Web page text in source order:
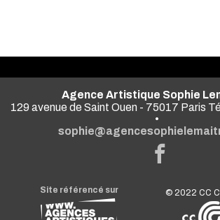
Agence Artistique Sophie
129 avenue de Saint Ouen - 75017 Paris
•
Site référencé sur © 2022CC